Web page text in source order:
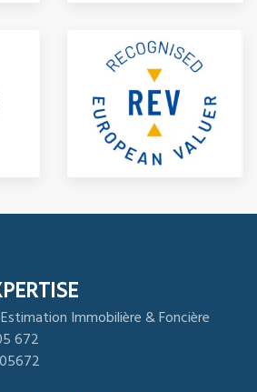
Immobilière & Foncière
672